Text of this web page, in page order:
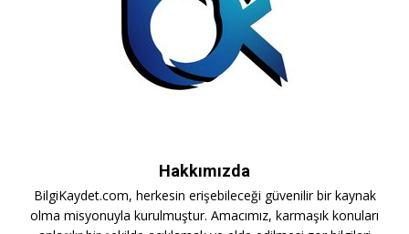
Hakkımızda
BilgiKaydet.com, herkesin erişebileceği güvenilir bir kaynak
olma misyonuyla kurulmuştur. Amacımız, karmaşık konuları